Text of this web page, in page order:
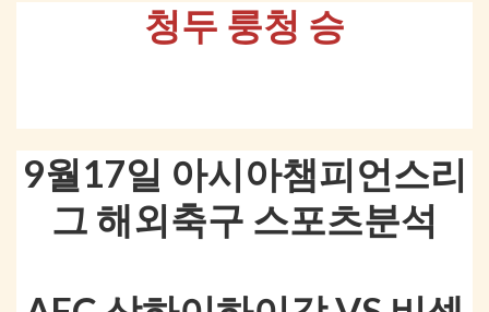
청두 룽청 승
9월17일 아시아챔피언스리
그 해외축구 스포츠분석